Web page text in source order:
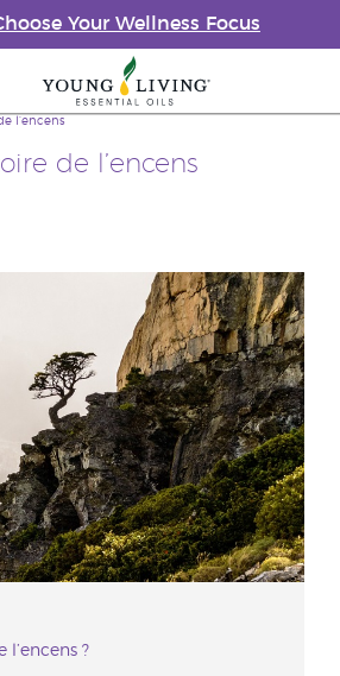
Your Wellness Focus
de l’encens
l’encens
l’encens ?